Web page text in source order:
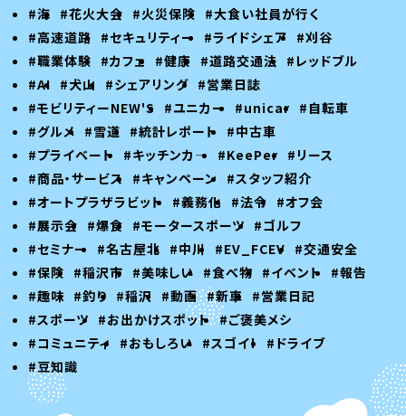
#海 #花火大会 #火災保険 #大食い社員が行く
#高速道路 #セキュリティー #ライドシェア #刈谷
#職業体験 #カフェ #健康 #道路交通法 #レッドブル
#AI #犬山 #シェアリング #営業日誌
#モビリティーNEW'S
#ユニカー #unicar #自転車
#グルメ #雪道 #統計レポート
#中古車
#プライベート
#キッチンカ― #KeePer #リース
#商品・サービス
#キャンペーン
#スタッフ紹介
#オートプラザラビット
#義務化 #法令 #オフ会
#展示会 #爆食 #モータースポーツ #ゴルフ
#セミナー
#名古屋北 #中川 #EV_FCEV #交通安全
#保険 #稲沢市 #美味しい #食べ物 #イベント
#報告
#趣味 #釣り #稲沢 #動画 #新車 #営業日記
#スポーツ #お出かけスポット #ご褒美メシ
#コミュニティ
#おもしろい #スゴイ！
#ドライブ
#豆知識